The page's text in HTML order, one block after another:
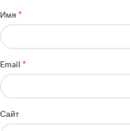
Имя *
Email *
Сайт